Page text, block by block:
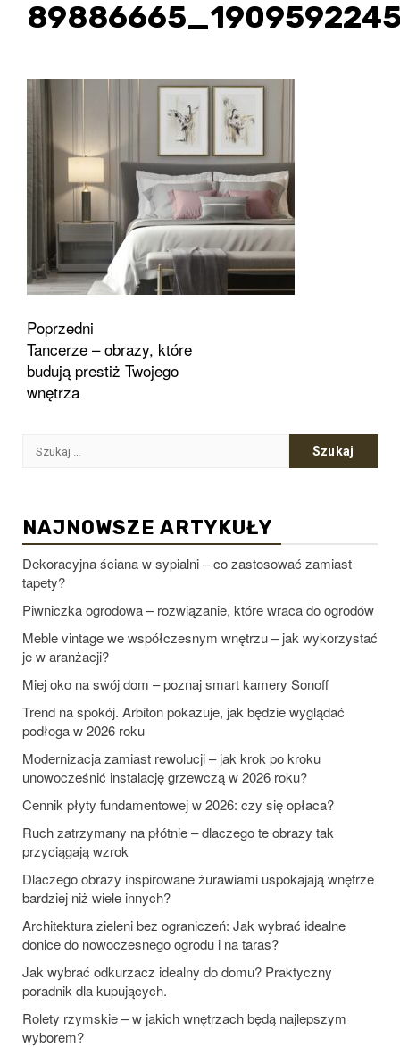
Zobacz
wpisy
Poprzedni
Tancerze – obrazy, które
budują prestiż Twojego
wnętrza
Szukaj:
NAJNOWSZE ARTYKUŁY
Dekoracyjna ściana w sypialni – co zastosować zamiast
tapety?
Piwniczka ogrodowa – rozwiązanie, które wraca do ogrodów
Meble vintage we współczesnym wnętrzu – jak wykorzystać
je w aranżacji?
Miej oko na swój dom – poznaj smart kamery Sonoff
Trend na spokój. Arbiton pokazuje, jak będzie wyglądać
podłoga w 2026 roku
Modernizacja zamiast rewolucji – jak krok po kroku
unowocześnić instalację grzewczą w 2026 roku?
Cennik płyty fundamentowej w 2026: czy się opłaca?
Ruch zatrzymany na płótnie – dlaczego te obrazy tak
przyciągają wzrok
Dlaczego obrazy inspirowane żurawiami uspokajają wnętrze
bardziej niż wiele innych?
Architektura zieleni bez ograniczeń: Jak wybrać idealne
donice do nowoczesnego ogrodu i na taras?
Jak wybrać odkurzacz idealny do domu? Praktyczny
poradnik dla kupujących.
Rolety rzymskie – w jakich wnętrzach będą najlepszym
wyborem?